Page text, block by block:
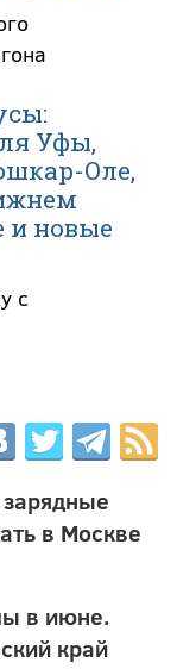
Уфы,
Оле,
и новые
с
в Москве
в июне.
край